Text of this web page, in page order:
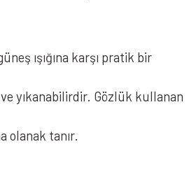
ışığına karşı pratik bir
yıkanabilirdir. Gözlük kullanan
olanak tanır.